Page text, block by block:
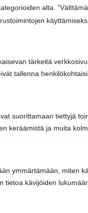
alta.
tärkeitä
tallenna
suorittamaan tiettyjä
keräämistä ja muita
ymmärtämään, miten
tietoa kävijöiden
info@sunsauna.fi